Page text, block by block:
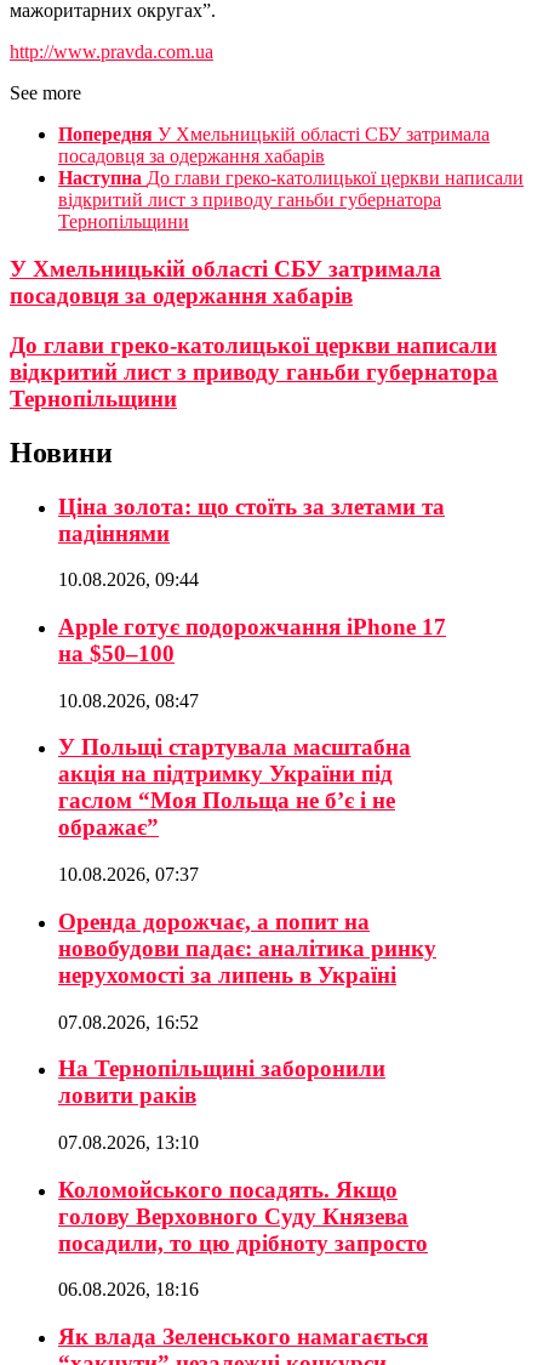
мажоритарних округах”.
http://www.pravda.com.ua
See more
Попередня У Хмельницькій області СБУ затримала
посадовця за одержання хабарів
Наступна До глави греко-католицької церкви написали
відкритий лист з приводу ганьби губернатора
Тернопільщини
У Хмельницькій області СБУ затримала
посадовця за одержання хабарів
До глави греко-католицької церкви написали
відкритий лист з приводу ганьби губернатора
Тернопільщини
Новини
Ціна золота: що стоїть за злетами та
падіннями
10.08.2026, 09:44
Apple готує подорожчання iPhone 17
на $50–100
10.08.2026, 08:47
У Польщі стартувала масштабна
акція на підтримку України під
гаслом “Моя Польща не б’є і не
ображає”
10.08.2026, 07:37
Оренда дорожчає, а попит на
новобудови падає: аналітика ринку
нерухомості за липень в Україні
07.08.2026, 16:52
На Тернопільщині заборонили
ловити раків
07.08.2026, 13:10
Коломойського посадять. Якщо
голову Верховного Суду Князева
посадили, то цю дрібноту запросто
06.08.2026, 18:16
Як влада Зеленського намагається